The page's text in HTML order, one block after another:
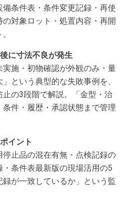
条件表・条件変更記録・再使
対象ロット・処置内容・再開
に寸法不良が発生
実施・初物確認が外観のみ・量
という典型的な失敗事例を、
の3段階で解説。「金型・治
件・履歴・承認状態まで管理
イント
止品の混在有無・点検記録の
条件表最新版の現場活用の5
が一致しているか」という監